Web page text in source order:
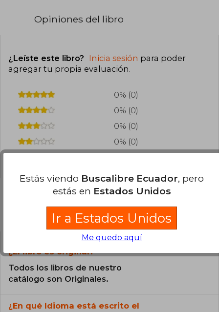
Opiniones del libro
¿Leíste este libro? Inicia sesión para poder
agregar tu propia evaluación.
0% (0)
0% (0)
0% (0)
0% (0)
Preguntas frecuentes sobre el libro
¿El libro es original?
Todos los libros de nuestro
catálogo son Originales.
¿En qué Idioma está escrito el
Estás viendo Buscalibre Ecuador, pero
estás en Estados Unidos
Ir a Estados Unidos
Me quedo aquí